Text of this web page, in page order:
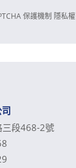
保護機制 隱私權
三段468-2號